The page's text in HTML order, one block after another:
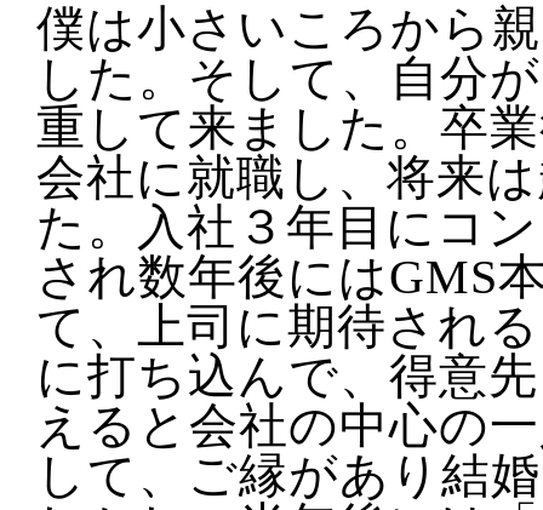
僕は小さいころから
した。そして、自分
重して来ました。卒
会社に就職し、将来
た。入社３年目にコ
され数年後にはGMS
て、上司に期待され
に打ち込んで、得意
えると会社の中心の
して、ご縁があり結